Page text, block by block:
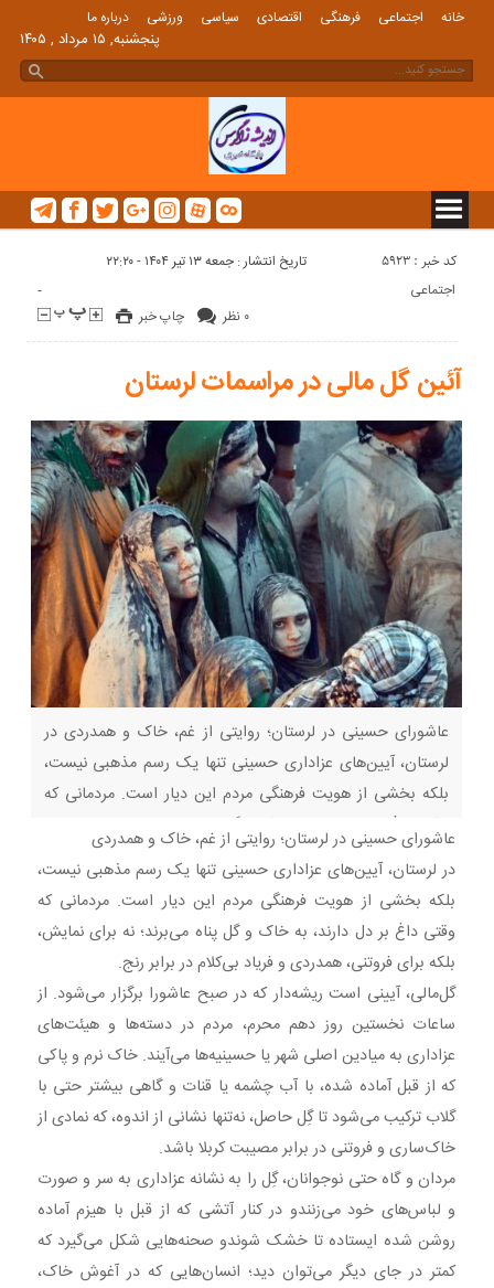
خانه اجتماعی فرهنگی اقتصادی سیاسی ورزشی درباره ما
پنجشنبه, ۱۵ مرداد , ۱۴۰۵
کد خبر : 5923 تاریخ انتشار : جمعه ۱۳ تیر ۱۴۰۴ - ۲۲:۲۰
چاپ خبر ۰ نظر
اجتماعی -
آئین گل مالی در مراسمات لرستان
عاشورای حسینی در لرستان؛ روایتی از غم، خاک و همدردی در
لرستان، آیین‌های عزاداری حسینی تنها یک رسم مذهبی نیست،
بلکه بخشی از هویت فرهنگی مردم این دیار است. مردمانی که
وقتی داغ بر دل دارند، به خاک و گل پناه می‌برند؛ نه برای نمایش،
بلکه برای فروتنی، همدردی و فریاد بی‌کلام در برابر رنج.
عاشورای حسینی در لرستان؛ روایتی از غم، خاک و همدردی
در لرستان، آیین‌های عزاداری حسینی تنها یک رسم مذهبی نیست،
بلکه بخشی از هویت فرهنگی مردم این دیار است. مردمانی که
وقتی داغ بر دل دارند، به خاک و گل پناه می‌برند؛ نه برای نمایش،
بلکه برای فروتنی، همدردی و فریاد بی‌کلام در برابر رنج.
گل‌مالی، آیینی است ریشه‌دار که در صبح عاشورا برگزار می‌شود. از
ساعات نخستین روز دهم محرم، مردم در دسته‌ها و هیئت‌های
عزاداری به میادین اصلی شهر یا حسینیه‌ها می‌آیند. خاک نرم و پاکی
که از قبل آماده شده، با آب چشمه یا قنات‌ و گاهی بیشتر حتی با
گلاب ترکیب می‌شود تا گِل حاصل، نه‌تنها نشانی از اندوه، که نمادی از
خاک‌ساری و فروتنی در برابر مصیبت کربلا باشد.
مردان و گاه حتی نوجوانان، گِل را به نشانه عزاداری به سر و صورت
و لباس‌های خود می‌زنندو در کنار آتشی که از قبل با هیزم آماده
روشن شده ایستاده تا خشک شوندو صحنه‌هایی شکل می‌گیرد که
کمتر در جای دیگر می‌توان دید؛ انسان‌هایی که در آغوش خاک،